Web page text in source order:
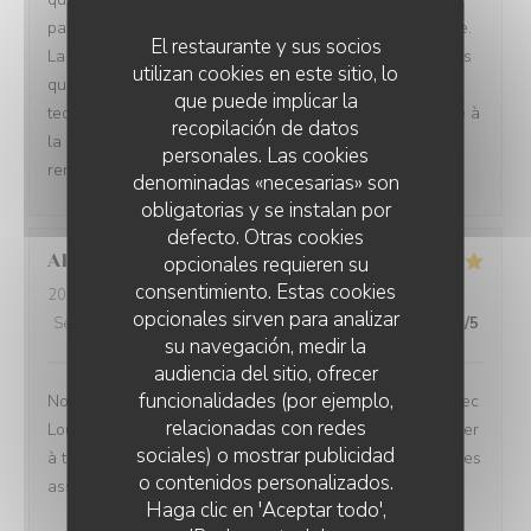
El restaurante y sus socios
utilizan cookies en este sitio, lo
que puede implicar la
recopilación de datos
personales. Las cookies
denominadas «necesarias» son
obligatorias y se instalan por
defecto. Otras cookies
opcionales requieren su
consentimiento. Estas cookies
opcionales sirven para analizar
su navegación, medir la
audiencia del sitio, ofrecer
funcionalidades (por ejemplo,
relacionadas con redes
sociales) o mostrar publicidad
o contenidos personalizados.
Haga clic en 'Aceptar todo',
parcours et l'univers de 2 passionnés de la gastronomie.
La passion est retranscrite dans les plats et les cocktails
qui sont servis. Les plats sont sublimés par des
techniques irréprochables et servis dans de la vaisselle à
la hauteur des plats. Une parenthèse culinaire à
renouveler. Merci
Alice
2026-04-10 - 20:00 - Invitados 6
Servicio
/5 Ambiente: 5/5 Menú: 5/5 Calidad / Precio /5
Nous avons passé un magnifique moment en famille avec
Louise et Marvey ! Nous nous sommes laissés transporter
à travers leurs voyages avec de belles surprises dans les
assiettes et dans les verres !